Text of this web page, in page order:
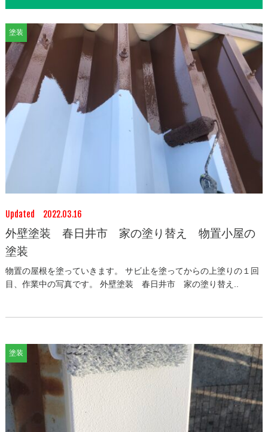
塗装
Updated 2022.03.16
外壁塗装 春日井市 家の塗り替え 物置小屋の
塗装
物置の屋根を塗っていきます。 サビ止を塗ってからの上塗りの１回
目、作業中の写真です。 外壁塗装 春日井市 家の塗り替え..
塗装